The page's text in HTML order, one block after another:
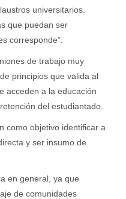
universitarios.
que puedan ser
corresponde”.
de trabajo muy
principios que valida al
acceden a la educación
del estudiantado.
como objetivo identificar a
y ser insumo de
en general, ya que
de comunidades